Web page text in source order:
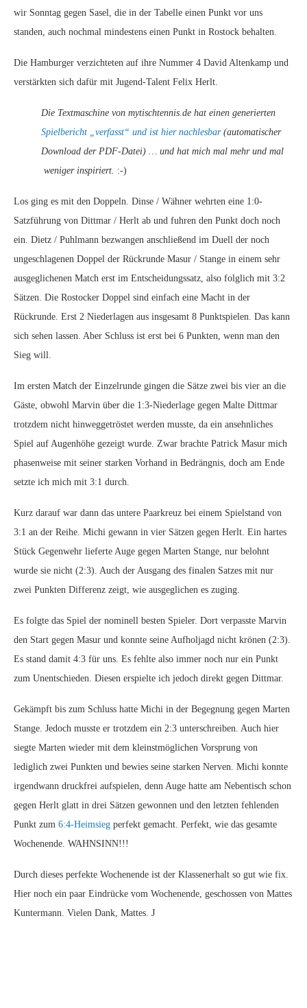
wir Sonntag gegen Sasel, die in der Tabelle einen Punkt vor uns
standen, auch nochmal mindestens einen Punkt in Rostock behalten.
Die Hamburger verzichteten auf ihre Nummer 4 David Altenkamp und
verstärkten sich dafür mit Jugend-Talent Felix Herlt.
Die Textmaschine von mytischtennis.de hat einen generierten
Spielbericht „verfasst“ und ist hier nachlesbar(automatischer
Download der PDF-Datei) … und hat mich mal mehr und mal
weniger inspiriert. :-)
Los ging es mit den Doppeln. Dinse / Wähner wehrten eine 1:0-
Satzführung von Dittmar / Herlt ab und fuhren den Punkt doch noch
ein. Dietz / Puhlmann bezwangen anschließend im Duell der noch
ungeschlagenen Doppel der Rückrunde Masur / Stange in einem sehr
ausgeglichenen Match erst im Entscheidungssatz, also folglich mit 3:2
Sätzen. Die Rostocker Doppel sind einfach eine Macht in der
Rückrunde. Erst 2 Niederlagen aus insgesamt 8 Punktspielen. Das kann
sich sehen lassen. Aber Schluss ist erst bei 6 Punkten, wenn man den
Sieg will.
Im ersten Match der Einzelrunde gingen die Sätze zwei bis vier an die
Gäste, obwohl Marvin über die 1:3-Niederlage gegen Malte Dittmar
trotzdem nicht hinweggetröstet werden musste, da ein ansehnliches
Spiel auf Augenhöhe gezeigt wurde. Zwar brachte Patrick Masur mich
phasenweise mit seiner starken Vorhand in Bedrängnis, doch am Ende
setzte ich mich mit 3:1 durch.
Kurz darauf war dann das untere Paarkreuz bei einem Spielstand von
3:1 an der Reihe. Michi gewann in vier Sätzen gegen Herlt. Ein hartes
Stück Gegenwehr lieferte Auge gegen Marten Stange, nur belohnt
wurde sie nicht (2:3). Auch der Ausgang des finalen Satzes mit nur
zwei Punkten Differenz zeigt, wie ausgeglichen es zuging.
Es folgte das Spiel der nominell besten Spieler. Dort verpasste Marvin
den Start gegen Masur und konnte seine Aufholjagd nicht krönen (2:3).
Es stand damit 4:3 für uns. Es fehlte also immer noch nur ein Punkt
zum Unentschieden. Diesen erspielte ich jedoch direkt gegen Dittmar.
Gekämpft bis zum Schluss hatte Michi in der Begegnung gegen Marten
Stange. Jedoch musste er trotzdem ein 2:3 unterschreiben. Auch hier
siegte Marten wieder mit dem kleinstmöglichen Vorsprung von
lediglich zwei Punkten und bewies seine starken Nerven. Michi konnte
irgendwann druckfrei aufspielen, denn Auge hatte am Nebentisch schon
gegen Herlt glatt in drei Sätzen gewonnen und den letzten fehlenden
Punkt zum 6:4-Heimsieg perfekt gemacht. Perfekt, wie das gesamte
Wochenende. WAHNSINN!!!
Durch dieses perfekte Wochenende ist der Klassenerhalt so gut wie fix.
Hier noch ein paar Eindrücke vom Wochenende, geschossen von Mattes
Kuntermann. Vielen Dank, Mattes. J